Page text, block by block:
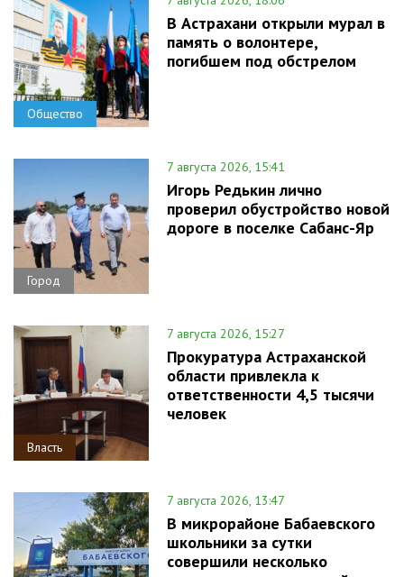
Общество
В Астрахани открыли мурал в
память о волонтере,
погибшем под обстрелом
Город
7 августа 2026, 15:41
Игорь Редькин лично
проверил обустройство новой
дороге в поселке Сабанс-Яр
Власть
7 августа 2026, 15:27
Прокуратура Астраханской
области привлекла к
ответственности 4,5 тысячи
человек
7 августа 2026, 13:47
В микрорайоне Бабаевского
школьники за сутки
совершили несколько